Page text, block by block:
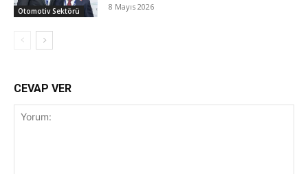
Otomotiv Sektörü 8 Mayıs 2026
CEVAP VER